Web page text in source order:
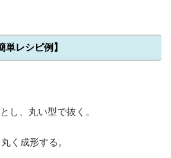
単レシピ例】
し、丸い型で抜く。
く成形する。